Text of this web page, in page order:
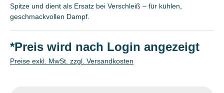
Spitze und dient als Ersatz bei Verschleiß – für kühlen,
geschmackvollen Dampf.
*Preis wird nach Login angezeigt
Preise exkl. MwSt. zzgl. Versandkosten